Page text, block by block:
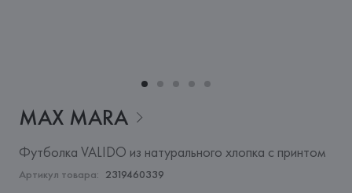
MAX MARA
Футболка VALIDO из натурального хлопка с принтом
Артикул товара: 2319460339